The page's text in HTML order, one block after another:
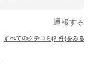
通報する
すべてのクチコミ(2 件)をみる